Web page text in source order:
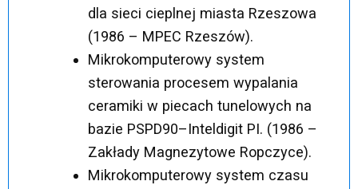
dla sieci cieplnej miasta Rzeszowa
(1986 – MPEC Rzeszów).
Mikrokomputerowy system
sterowania procesem wypalania
ceramiki w piecach tunelowych na
bazie PSPD90–Inteldigit PI. (1986 –
Zakłady Magnezytowe Ropczyce).
Mikrokomputerowy system czasu